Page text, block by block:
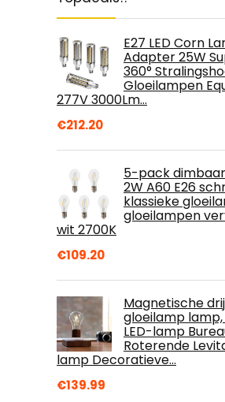
E27 LED Corn
Adapter 25W
360°
Gloeilampen
277V 3000Lm…
€212.20
5-pack dimbaar
2W A60 E26
klassieke
gloeilampen
wit 2700K
€109.20
Magnetische
gloeilamp
LED-lamp
Roterende
lamp Decoratieve…
€139.99